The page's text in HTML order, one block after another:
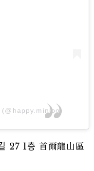
27 1층 首爾龍山區